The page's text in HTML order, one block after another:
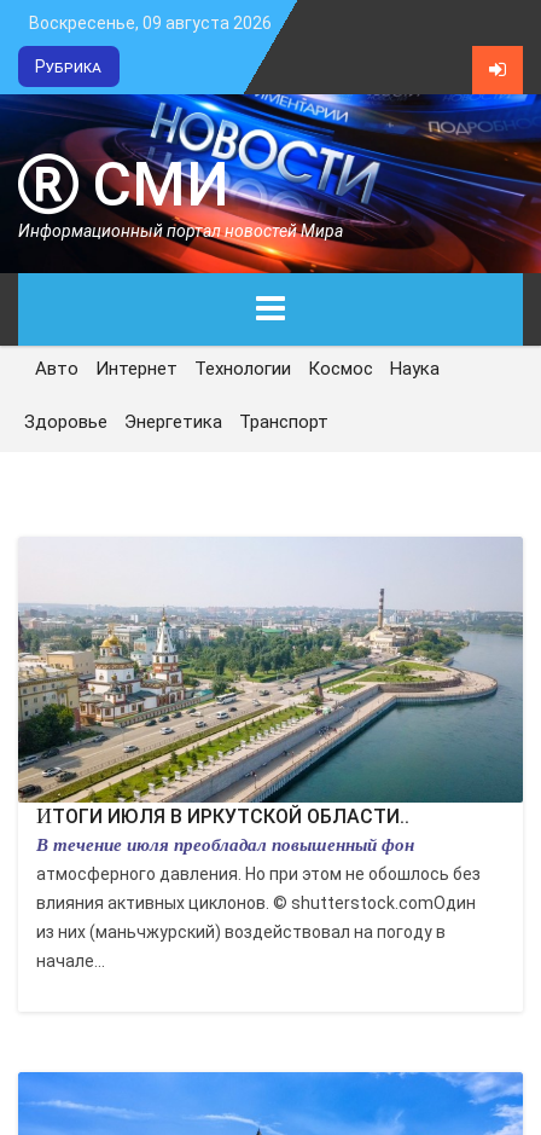
Воскресенье, 09 августа 2026
Рубрика
СМИ
Информационный портал новостей Мира
ГЛАВНАЯ
СЕГОДНЯ
КУЛЬТУРА
СПОРТ
ВОЕННЫЕ ДЕЙСТВИЯ
ПРОИСШЕСТВИЯ
Авто Интернет Технологии Космос Наука
Здоровье Энергетика Транспорт
ИТОГИ ИЮЛЯ В ИРКУТСКОЙ ОБЛАСТИ..
В течение июля преобладал повышенный фон
атмосферного давления. Но при этом не обошлось без
влияния активных циклонов. © shutterstock.comОдин
из них (маньчжурский) воздействовал на погоду в
начале...